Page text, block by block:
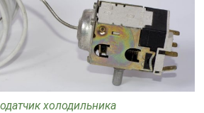
холодильника